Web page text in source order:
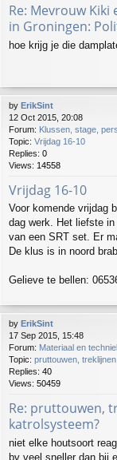
Re: Mevrouw
in Groningen:
hoe krijg je die
by ErikSint
12 Oct 2015, 20:08
Forum: Klussen, stage,
Topic: Vrijdag 16-10
Replies: 0
Views: 14558
Vrijdag 16-10
Voor komende vrijdag
dag werk. Het liefste
van een SRT set. Er
De klus is in noord
Gelieve te bellen:
by ErikSint
17 Sep 2015, 15:48
Forum: Materiaal en
Topic: pruttouwen,
Replies: 40
Views: 50459
Re: pruttouwen,
katrolsysteem?
niet elke houtsoort
bv veel sneller dan bij